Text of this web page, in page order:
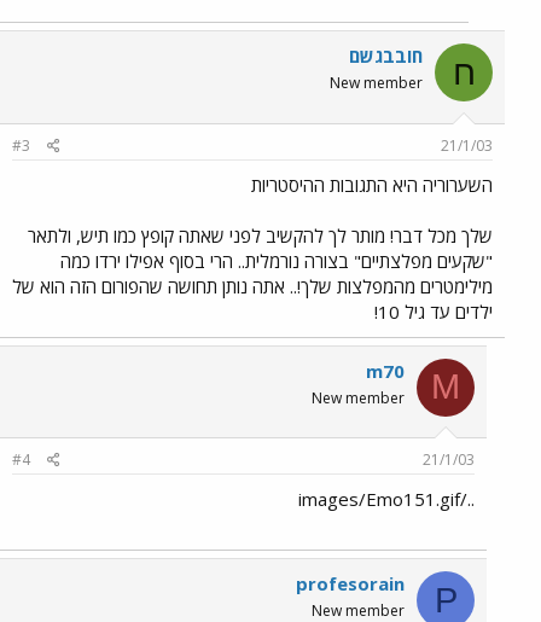
ח חובבגשם
New member
21/1/03
#3
השערוריה היא התגובות ההיסטריות
שלך מכל דבר! מותר לך להקשיב לפני שאתה קופץ כמו תיש, ולתאר
"שקעים מפלצתיים" בצורה נורמלית.. הרי בסוף אפילו ירדו כמה
מילימטרים מהמפלצות שלך!.. אתה נותן תחושה שהפורום הזה הוא של
ילדים עד גיל 10!
M
m70
New member
21/1/03
#4
../images/Emo151.gif
P
profesorain
New member